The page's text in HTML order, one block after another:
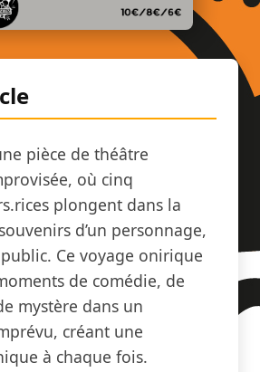
pièce de théâtre
où cinq
plongent dans la
d’un personnage,
Ce voyage onirique
de comédie, de
mystère dans un
créant une
à chaque fois.